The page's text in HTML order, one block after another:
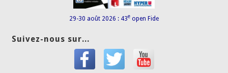
29-30 août 2026 : 43e open Fide
Suivez-nous sur...